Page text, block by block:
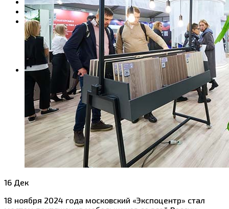
Где купить
Контакты
Управление продаж
Управление логистики
Розничные продажи
Общие вопросы
Пресс-центр
Новости
16 Дек
18 ноября 2024 года московский «Экспоцентр» стал